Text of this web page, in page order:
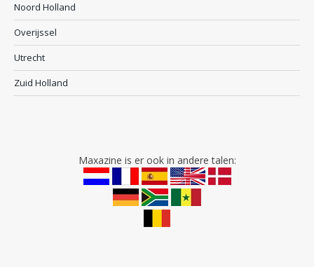
Noord Holland
Overijssel
Utrecht
Zuid Holland
Maxazine is er ook in andere talen: